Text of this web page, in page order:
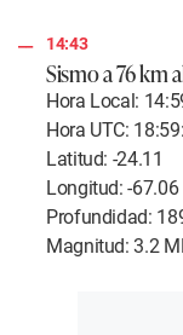
14:43
Sismo a 76 km
Hora Local:
Hora UTC:
Latitud: -24.11
Longitud: -67.06
Profundidad:
Magnitud: 3.2